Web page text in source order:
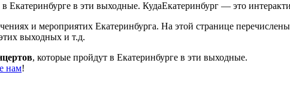
Екатеринбурге в эти выходные. КудаЕкатеринбург — это
и мероприятих Екатеринбурга. На этой странице
выходных и т.д.
, которые пройдут в Екатеринбурге в эти выходные.
нам!